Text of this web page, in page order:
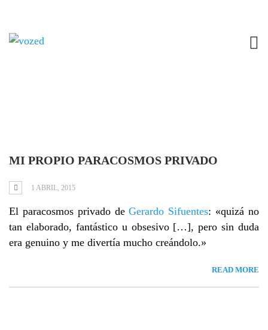
Tag: paracosmos
MI PROPIO PARACOSMOS PRIVADO
1 ABRIL, 2015
El paracosmos privado deGerardo Sifuentes: «quizá no
tan elaborado, fantástico u obsesivo […], pero sin duda
era genuino y me divertía mucho creándolo.»
READ MORE